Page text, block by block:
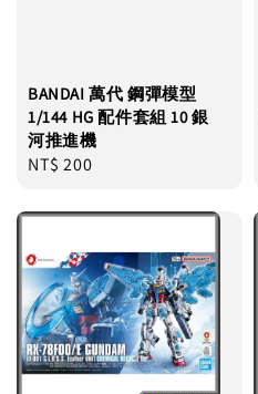
BANDAI 萬代 鋼彈模型
1/144 HG 配件套組 10 銀
河推進機
Regular
NT$ 200